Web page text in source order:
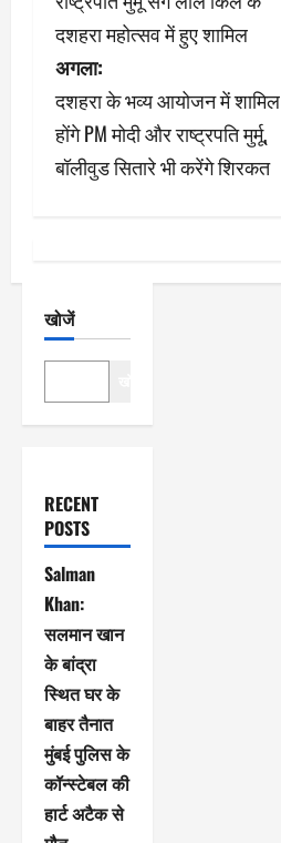
ने
वि
गे
श
दशहरा महोत्सव में हुए शामिल
अगला:
दशहरा के भव्य आयोजन में शामिल
होंगे PM मोदी और राष्ट्रपति मुर्मू,
बॉलीवुड सितारे भी करेंगे शिरकत
खोजें
RECENT
POSTS
Salman
Khan:
सलमान खान
के बांद्रा
स्थित घर के
बाहर तैनात
मुंबई पुलिस के
कॉन्स्टेबल की
हार्ट अटैक से